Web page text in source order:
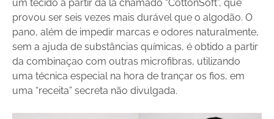
um tecido a partir da lã chamado “CottonSoft”, que
provou ser seis vezes mais durável que o algodão. O
pano, além de impedir marcas e odores naturalmente,
sem a ajuda de substâncias químicas, é obtido a partir
da combinaçao com outras microfibras, utilizando
uma técnica especial na hora de trançar os fios, em
uma “receita” secreta não divulgada.